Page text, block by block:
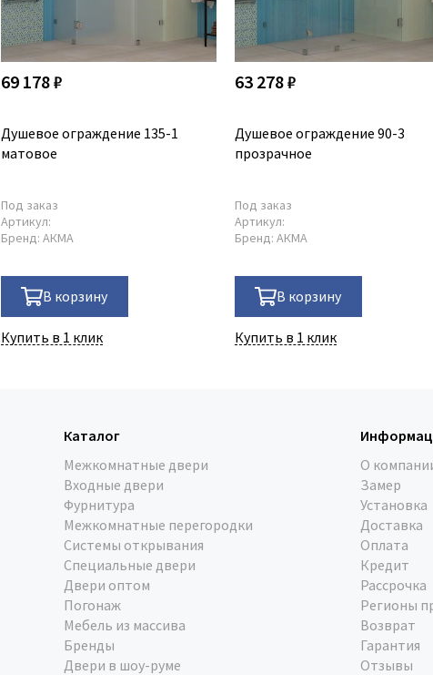
69 178 ₽
Душевое ограждение 135-1
матовое
Под заказ
Артикул:
Бренд: АКМА
В корзину
Купить в 1 клик
63 278 ₽
Душевое ограждение 90-3
прозрачное
Под заказ
Артикул:
Бренд: АКМА
В корзину
Купить в 1 клик
Каталог
Межкомнатные двери
Входные двери
Фурнитура
Межкомнатные перегородки
Системы открывания
Специальные двери
Двери оптом
Погонаж
Мебель из массива
Бренды
Двери в шоу-руме
О
Замер
Установка
Доставка
Оплата
Кредит
Рассрочка
Регионы
Возврат
Гарантия
Отзывы